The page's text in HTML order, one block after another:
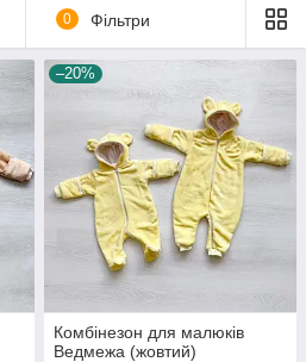
0 Фільтри
–20%
Комбінезон для малюків
Ведмежа (жовтий)